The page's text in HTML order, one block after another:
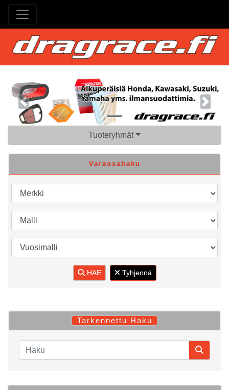
Previous Next
Tuoteryhmät
Varaosahaku
HAE Tyhjennä
Tarkennettu Haku